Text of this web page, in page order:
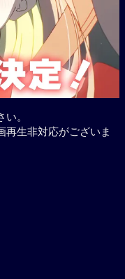
。
生非対応がございま